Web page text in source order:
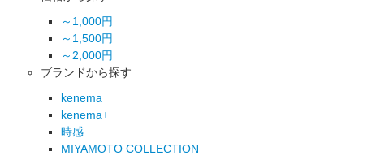
～1,000円
～1,500円
～2,000円
ブランドから探す
kenema
kenema+
時感
MIYAMOTO COLLECTION